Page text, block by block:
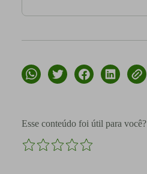
Esse conteúdo foi útil para você?